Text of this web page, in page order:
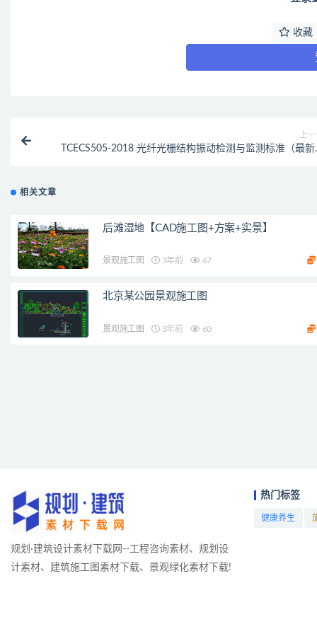
收藏
上
TCECS505-2018 光纤光栅结构振动检测与监测标准（最新
相关文章
后滩湿地【CAD施工图+方案+实景】
景观施工图 3年前 67
北京某公园景观施工图
景观施工图 3年前 60
规划·建筑设计素材下载网--工程咨询素材、规划设
计素材、建筑施工图素材下载、景观绿化素材下载!
热门标签
健康养生